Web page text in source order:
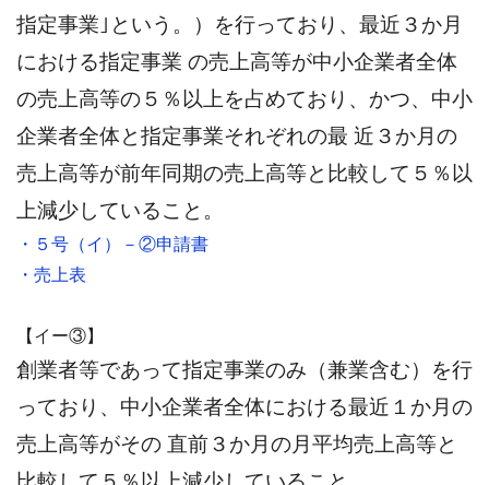
指定事業｣という。）を行っており、最近３か月
における指定事業 の売上高等が中小企業者全体
の売上高等の５％以上を占めており、かつ、中小
企業者全体と指定事業それぞれの最 近３か月の
売上高等が前年同期の売上高等と比較して５％以
上減少していること。
・５号（イ）－②申請書
・売上表
【イー③】
創業者等であって指定事業のみ（兼業含む）を行
っており、中小企業者全体における最近１か月の
売上高等がその 直前３か月の月平均売上高等と